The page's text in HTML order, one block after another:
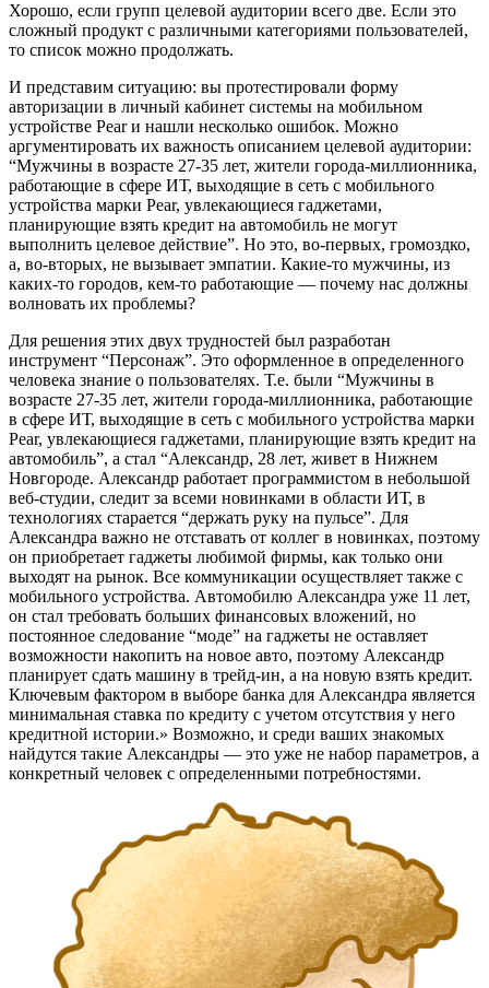
Хорошо, если групп целевой аудитории всего две. Если это
сложный продукт с различными категориями пользователей,
то список можно продолжать.
И представим ситуацию: вы протестировали форму
авторизации в личный кабинет системы на мобильном
устройстве Pear и нашли несколько ошибок. Можно
аргументировать их важность описанием целевой аудитории:
“Мужчины в возрасте 27-35 лет, жители города-миллионника,
работающие в сфере ИТ, выходящие в сеть с мобильного
устройства марки Pear, увлекающиеся гаджетами,
планирующие взять кредит на автомобиль не могут
выполнить целевое действие”. Но это, во-первых, громоздко,
а, во-вторых, не вызывает эмпатии. Какие-то мужчины, из
каких-то городов, кем-то работающие — почему нас должны
волновать их проблемы?
Для решения этих двух трудностей был разработан
инструмент “Персонаж”. Это оформленное в определенного
человека знание о пользователях. Т.е. были “Мужчины в
возрасте 27-35 лет, жители города-миллионника, работающие
в сфере ИТ, выходящие в сеть с мобильного устройства марки
Pear, увлекающиеся гаджетами, планирующие взять кредит на
автомобиль”, а стал “Александр, 28 лет, живет в Нижнем
Новгороде. Александр работает программистом в небольшой
веб-студии, следит за всеми новинками в области ИТ, в
технологиях старается “держать руку на пульсе”. Для
Александра важно не отставать от коллег в новинках, поэтому
он приобретает гаджеты любимой фирмы, как только они
выходят на рынок. Все коммуникации осуществляет также с
мобильного устройства. Автомобилю Александра уже 11 лет,
он стал требовать больших финансовых вложений, но
постоянное следование “моде” на гаджеты не оставляет
возможности накопить на новое авто, поэтому Александр
планирует сдать машину в трейд-ин, а на новую взять кредит.
Ключевым фактором в выборе банка для Александра является
минимальная ставка по кредиту с учетом отсутствия у него
кредитной истории.» Возможно, и среди ваших знакомых
найдутся такие Александры — это уже не набор параметров, а
конкретный человек с определенными потребностями.